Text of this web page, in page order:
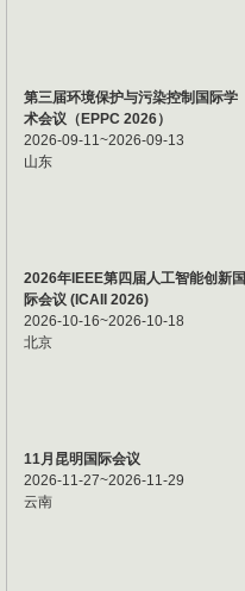
第三届环境保护与污染控制国际学
术会议（EPPC 2026）
2026-09-11~2026-09-13
山东
2026年IEEE第四届人工智能创新国
际会议 (ICAII 2026)
2026-10-16~2026-10-18
北京
11月昆明国际会议
2026-11-27~2026-11-29
云南